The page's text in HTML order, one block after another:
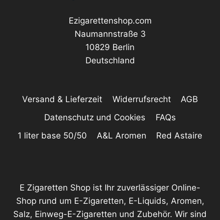
Ezigarettenshop.com
Naumannstraße 3
10829 Berlin
Deutschland
Versand & Lieferzeit Widerrufsrecht
AGB
Datenschutz und Cookies
FAQs
1 liter base 50/50
A&L Aromen Red Astaire
E Zigaretten Shop ist Ihr zuverlässiger Online-
Shop rund um E-Zigaretten, E-Liquids, Aromen,
Salz, Einweg-E-Zigaretten und Zubehör. Wir sind